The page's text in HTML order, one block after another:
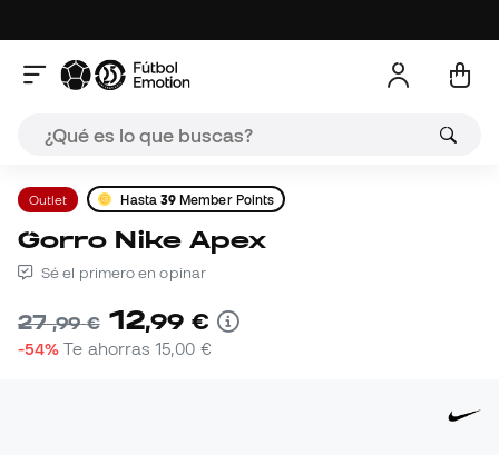
Outlet Hasta 39 Member Points
Gorro Nike Apex
Sé el primero en opinar
27,99 € 12,99 €
-54% Te ahorras15,00 €